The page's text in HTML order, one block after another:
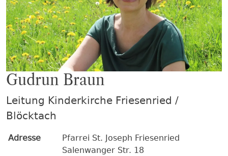
Gudrun Braun
Leitung Kinderkirche Friesenried /
Blöcktach
Adresse
Pfarrei St. Joseph Friesenried
Salenwanger Str. 18